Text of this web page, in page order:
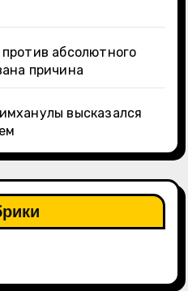
абсолютного
причина
высказался